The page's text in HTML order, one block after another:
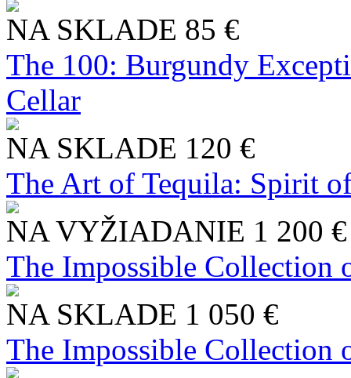
NA SKLADE 85 €
The 100: Burgundy
Cellar
NA SKLADE 120 €
The Art of Tequila: Spirit
NA VYŽIADANIE 1 200 €
The Impossible Collection
NA SKLADE 1 050 €
The Impossible Collection